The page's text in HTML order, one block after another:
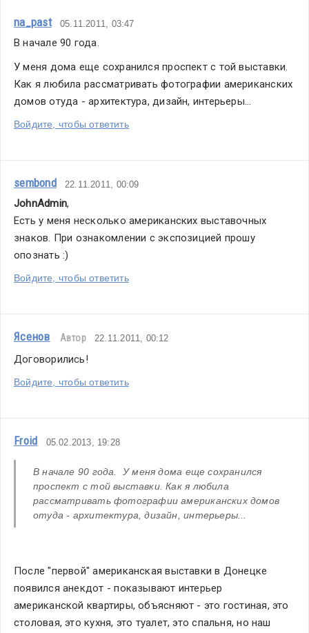
na_past 05.11.2011, 03:47
В начале 90 года.
У меня дома еще сохранился проспект с той выставки.
Как я любила рассматривать фотографии американских
домов отуда - архитектура, дизайн, интерьеры...
Войдите, чтобы ответить
sembond 22.11.2011, 00:09
JohnAdmin,
Есть у меня несколько американских выставочных
знаков. При ознакомлении с экспозицией прошу
опознать :)
Войдите, чтобы ответить
Ясенов Автор 22.11.2011, 00:12
Договорились!
Войдите, чтобы ответить
Froid 05.02.2013, 19:28
В начале 90 года.  У меня дома еще сохранился
проспект с той выставки. Как я любила
рассматривать фотографии американских домов
отуда - архитектура, дизайн, интерьеры...
После "первой" американская выставки в Донецке
появился анекдот - показывают интерьер
американской квартиры, объясняют - это гостиная, это
столовая, это кухня, это туалет, это спальня, но наш